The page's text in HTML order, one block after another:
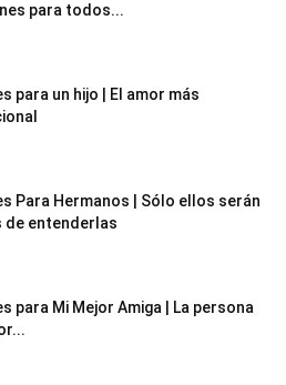
para todos...
para un hijo | El amor más
Para Hermanos | Sólo ellos serán
de entenderlas
para Mi Mejor Amiga | La persona